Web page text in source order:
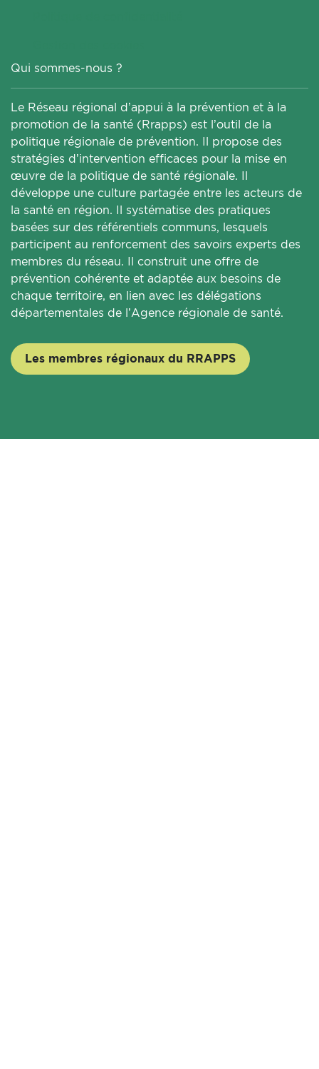
Qui sommes-nous ?
Le Réseau régional d’appui à la prévention et à la
promotion de la santé (Rrapps) est l’outil de la
politique régionale de prévention. Il propose des
stratégies d’intervention efficaces pour la mise en
œuvre de la politique de santé régionale. Il
développe une culture partagée entre les acteurs de
la santé en région. Il systématise des pratiques
basées sur des référentiels communs, lesquels
participent au renforcement des savoirs experts des
membres du réseau. Il construit une offre de
prévention cohérente et adaptée aux besoins de
chaque territoire, en lien avec les délégations
départementales de l’Agence régionale de santé.
Les membres régionaux du RRAPPS